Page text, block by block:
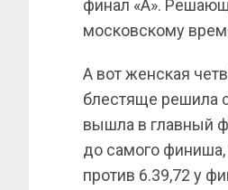
финал «А».
московскому
А вот женская
блестяще решила
вышла в главный
до самого финиша,
против 6.39,72 у